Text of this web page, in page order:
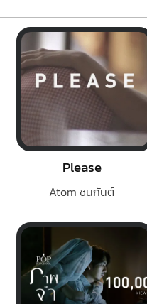
Please
Atom ชนกันต์